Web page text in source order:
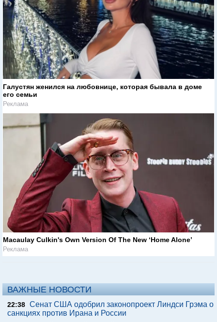
Галустян женился на любовнице, которая бывала в доме
его семьи
Реклама
Macaulay Culkin's Own Version Of The New ‘Home Alone’
Реклама
ВАЖНЫЕ НОВОСТИ
22:38 Сенат США одобрил законопроект Линдси Грэма о
санкциях против Ирана и России